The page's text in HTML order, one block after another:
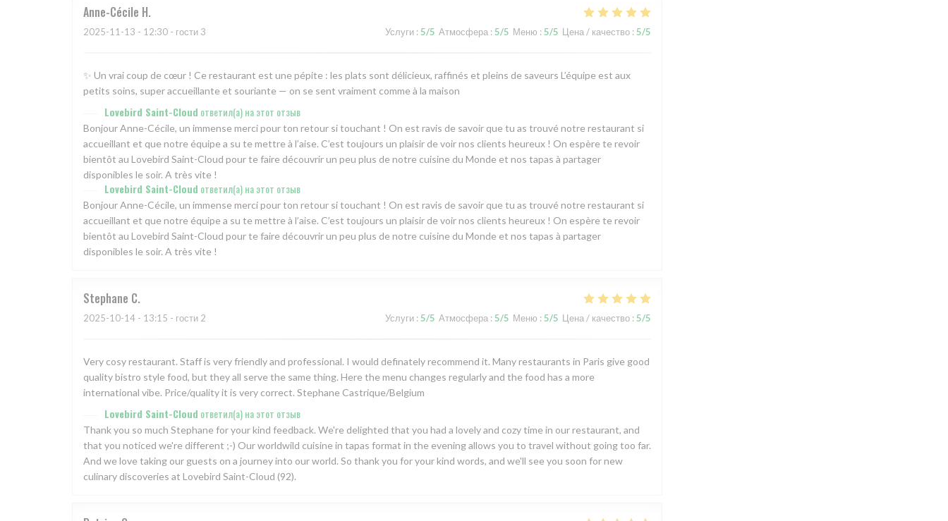
Anne-Cécile H
2025-11-13 - 12:30 - гости 3 Услуги : 5/5 Атмосфера : 5/5 Меню : 5/5 Цена / качество : 5/5
✨ Un vrai coup de cœur ! Ce restaurant est une pépite : les plats sont délicieux, raffinés et pleins de saveurs L’équipe est aux
petits soins, super accueillante et souriante — on se sent vraiment comme à la maison
Lovebird Saint-Cloud ответил(а) на этот отзыв
Bonjour Anne-Cécile, un immense merci pour ton retour si touchant ! On est ravis de savoir que tu as trouvé notre restaurant si
accueillant et que notre équipe a su te mettre à l’aise. C’est toujours un plaisir de voir nos clients heureux ! On espère te revoir
bientôt au Lovebird Saint-Cloud pour te faire découvrir un peu plus de notre cuisine du Monde et nos tapas à partager
disponibles le soir. A très vite !
Lovebird Saint-Cloud ответил(а) на этот отзыв
Bonjour Anne-Cécile, un immense merci pour ton retour si touchant ! On est ravis de savoir que tu as trouvé notre restaurant si
accueillant et que notre équipe a su te mettre à l’aise. C’est toujours un plaisir de voir nos clients heureux ! On espère te revoir
bientôt au Lovebird Saint-Cloud pour te faire découvrir un peu plus de notre cuisine du Monde et nos tapas à partager
disponibles le soir. A très vite !
Stephane C
2025-10-14 - 13:15 - гости 2 Услуги : 5/5 Атмосфера : 5/5 Меню : 5/5 Цена / качество : 5/5
Very cosy restaurant. Staff is very friendly and professional. I would definately recommend it. Many restaurants in Paris give good
quality bistro style food, but they all serve the same thing. Here the menu changes regularly and the food has a more
international vibe. Price/quality it is very correct. Stephane Castrique/Belgium
Lovebird Saint-Cloud ответил(а) на этот отзыв
Thank you so much Stephane for your kind feedback. We're delighted that you had a lovely and cozy time in our restaurant, and
that you noticed we're different ;-) Our worldwild cuisine in tapas format in the evening allows you to travel without going too far.
And we love taking our guests on a journey into our world. So thank you for your kind words, and we'll see you soon for new
culinary discoveries at Lovebird Saint-Cloud (92).